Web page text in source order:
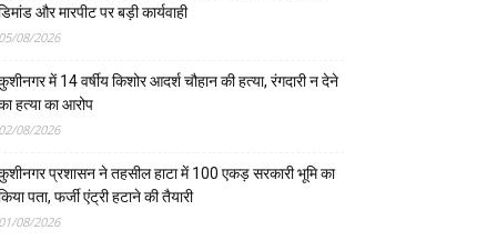
और मारपीट पर बड़ी कार्यवाही
05/08/2026
में 14 वर्षीय किशोर आदर्श चौहान की हत्या, रंगदारी न देने
हत्या का आरोप
02/08/2026
प्रशासन ने तहसील हाटा में 100 एकड़ सरकारी भूमि का
पता, फर्जी एंट्री हटाने की तैयारी
01/08/2026